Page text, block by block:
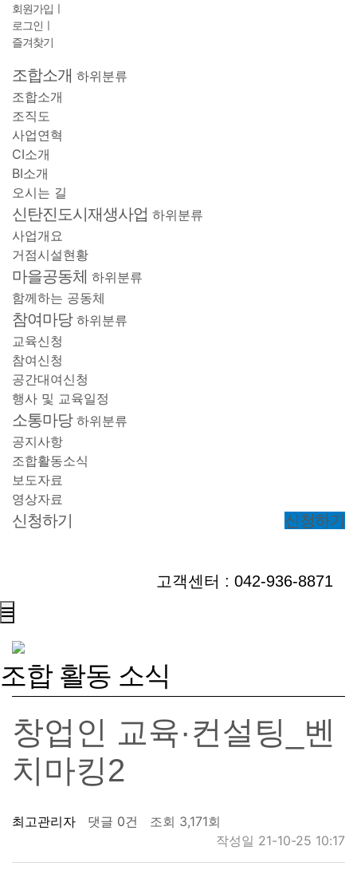
회원가입 ㅣ
로그인 ㅣ
즐겨찾기
조합소개 하위분류
조합소개
조직도
사업연혁
CI소개
BI소개
오시는 길
신탄진도시재생사업 하위분류
사업개요
거점시설현황
마을공동체 하위분류
함께하는 공동체
참여마당 하위분류
교육신청
참여신청
공간대여신청
행사 및 교육일정
소통마당 하위분류
공지사항
조합활동소식
보도자료
영상자료
신청하기
신청하기
고객센터 : 042-936-8871
조합 활동 소식
창업인 교육·컨설팅_벤
치마킹2
최고관리자 댓글 0건
조회 3,171회
작성일 21-10-25 10:17